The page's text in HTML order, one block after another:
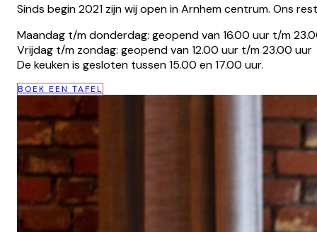
Sinds begin 2021 zijn wij open in Arnhem centrum. Ons
Maandag t/m donderdag: geopend van 16.00 uur t/m
Vrijdag t/m zondag: geopend van 12.00 uur t/m 23.00 uur
De keuken is gesloten tussen 15.00 en 17.00 uur.
BOEK EEN TAFEL